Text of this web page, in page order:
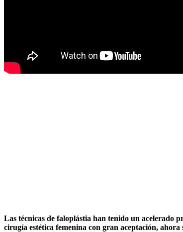
Las técnicas de faloplástia han tenido un acelerado
cirugía estética femenina con gran aceptación, ahora